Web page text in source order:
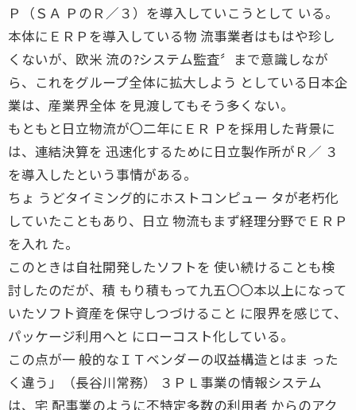
Ｐ（ＳＡ ＰのＲ／３）を導入していこうとして いる。
本体にＥＲＰを導入している物 流事業者はもはや珍し
くないが、欧米 流の?システム監査〞まで意識しなが
ら、これをグループ全体に拡大しよう としている日本企
業は、産業界全体 を見渡してもそう多くない。
もともと日立物流が〇二年にＥＲ Ｐを採用した背景に
は、連結決算を 迅速化するために日立製作所がＲ／ ３
を導入したという事情がある。
ちょ うどタイミング的にホストコンピュー タが老朽化
していたこともあり、日立 物流もまず経理分野でＥＲＰ
を入れ た。
このときは自社開発したソフトを 使い続けることも検
討したのだが、積 もり積もって九五〇〇本以上になって
いたソフト資産を保守しつづけること に限界を感じて、
パッケージ利用へと にローコスト化している。
この点が一 般的なＩＴベンダーの収益構造とはま った
く違う」（長谷川常務） ３ＰＬ事業の情報システム
は、宅 配事業のように不特定多数の利用者 からのアク